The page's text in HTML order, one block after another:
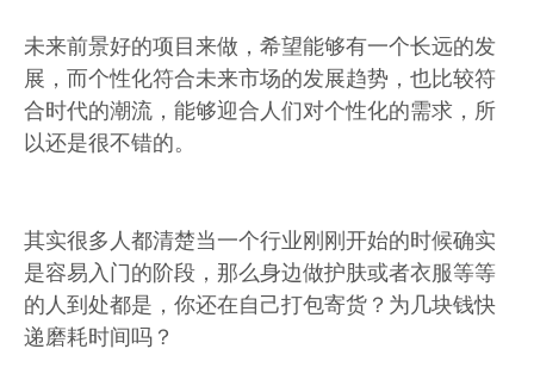
未来前景好的项目来做，希望能够有一个长远的发
展，而个性化符合未来市场的发展趋势，也比较符
合时代的潮流，能够迎合人们对个性化的需求，所
以还是很不错的。
其实很多人都清楚当一个行业刚刚开始的时候确实
是容易入门的阶段，那么身边做护肤或者衣服等等
的人到处都是，你还在自己打包寄货？为几块钱快
递磨耗时间吗？